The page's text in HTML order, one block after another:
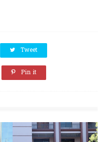
Tweet
Pin it